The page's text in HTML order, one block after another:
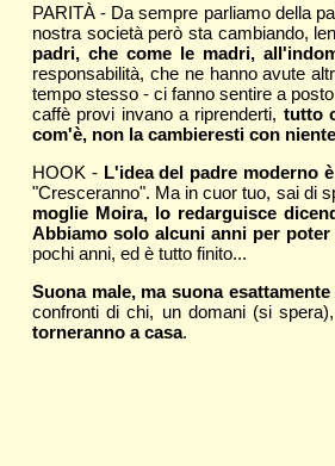
PARITÀ - Da sempre parliamo della
nostra società però sta cambiando,
padri, che come le madri,
responsabilità, che ne hanno avute
tempo stesso - ci fanno sentire a
caffè provi invano a riprenderti, tutto
com'è, non la cambieresti con
HOOK - L'idea del padre moderno
"Cresceranno". Ma in cuor tuo, sai di
moglie Moira, lo redarguisce
Abbiamo solo alcuni anni per
pochi anni, ed è tutto finito...
Suona male, ma suona
confronti di chi, un domani (si
torneranno a casa.